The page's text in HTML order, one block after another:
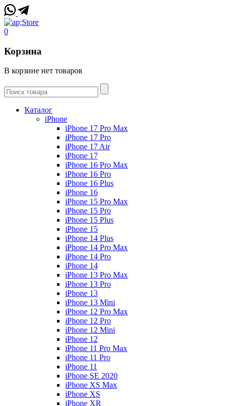
0
Корзина
В корзине нет товаров
Каталог
iPhone
iPhone 17 Pro Max
iPhone 17 Pro
iPhone 17 Air
iPhone 17
iPhone 16 Pro Max
iPhone 16 Pro
iPhone 16 Plus
iPhone 16
iPhone 15 Pro Max
iPhone 15 Pro
iPhone 15 Plus
iPhone 15
iPhone 14 Plus
iPhone 14 Pro Max
iPhone 14 Pro
iPhone 14
iPhone 13 Pro Max
iPhone 13 Pro
iPhone 13
iPhone 13 Mini
iPhone 12 Pro Max
iPhone 12 Pro
iPhone 12 Mini
iPhone 12
iPhone 11 Pro Max
iPhone 11 Pro
iPhone 11
iPhone SE 2020
iPhone XS Max
iPhone XS
iPhone XR